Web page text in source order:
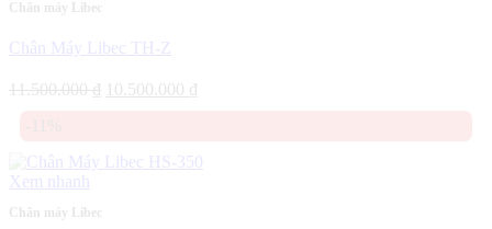
Chân máy Libec
Chân Máy Libec TH-Z
11.500.000₫
Giá
10.500.000 ₫
10.500.000 ₫.
Xem nhanh
Chân máy Libec